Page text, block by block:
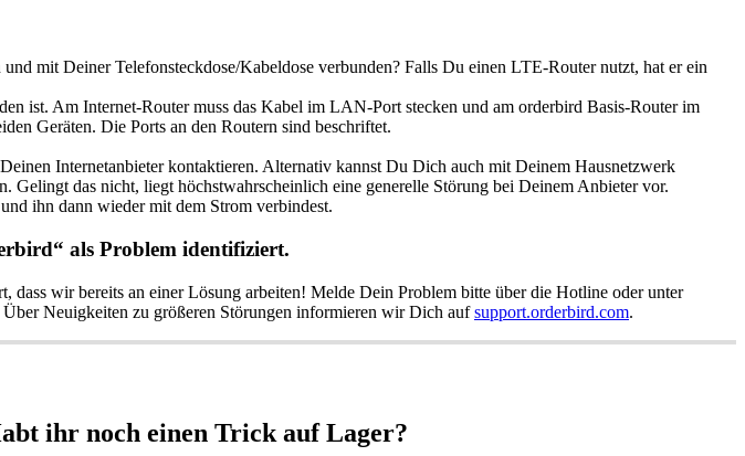
mit Deiner Telefonsteckdose/Kabeldose verbunden? Falls Du einen LTE-Router nutzt, hat er ein
ist. Am Internet-Router muss das Kabel im LAN-Port stecken und am orderbird Basis-Router im
Geräten. Die Ports an den Routern sind beschriftet.
Internetanbieter kontaktieren. Alternativ kannst Du Dich auch mit Deinem Hausnetzwerk
das nicht, liegt höchstwahrscheinlich eine generelle Störung bei Deinem Anbieter vor.
ihn dann wieder mit dem Strom verbindest.
als Problem identifiziert.
wir bereits an einer Lösung arbeiten! Melde Dein Problem bitte über die Hotline oder unter
Über Neuigkeiten zu größeren Störungen informieren wir Dich aufsupport.orderbird.com.
ihr noch einen Trick auf Lager?